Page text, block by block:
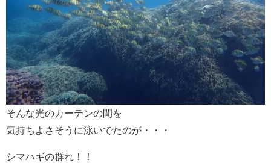
そんな光のカーテンの間を
気持ちよさそうに泳いでたのが・・・
シマハギの群れ！！